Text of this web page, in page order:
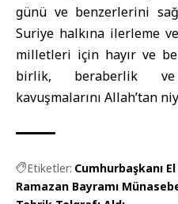
günü ve benzerlerini
Suriye halkına ilerleme
milletleri için hayır ve
birlik, beraberlik
kavuşmalarını Allah’tan
Etiketler: Cumhurbaşkanı
Ramazan Bayramı